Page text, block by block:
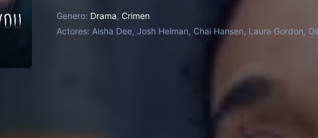
Genero: Drama, Crimen
Actores: Aisha Dee, Josh Helman, Chai Hansen, Laura Gordon,